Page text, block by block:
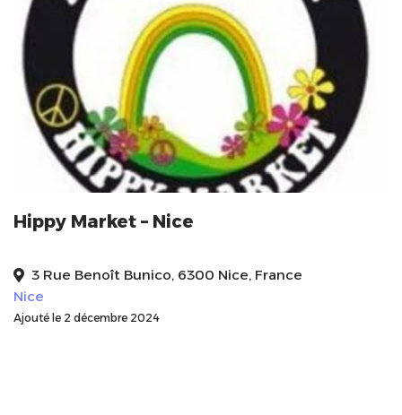
Hippy Market – Nice
3 Rue Benoît Bunico, 6300 Nice, France
Nice
Ajouté le 2 décembre 2024